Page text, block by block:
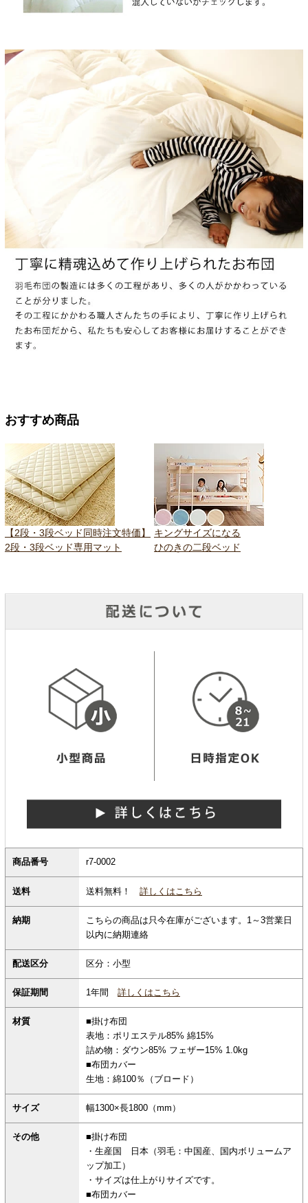
おすすめ商品
【2段・3段ベッド同時注文特価】
2段・3段ベッド専用マット
キングサイズになる
ひのきの二段ベッド
商品番号 r7-0002
送料 送料無料！ 詳しくはこちら
納期
こちらの商品は只今在庫がございます。1～3営業日
以内に納期連絡
配送区分 区分：小型
保証期間 1年間 詳しくはこちら
材質
■掛け布団
表地：ポリエステル85% 綿15%
詰め物：ダウン85% フェザー15% 1.0kg
■布団カバー
生地：綿100％（ブロード）
サイズ 幅1300×長1800（mm）
その他
■掛け布団
・生産国 日本（羽毛：中国産、国内ボリュームア
ップ加工）
・サイズは仕上がりサイズです。
■布団カバー